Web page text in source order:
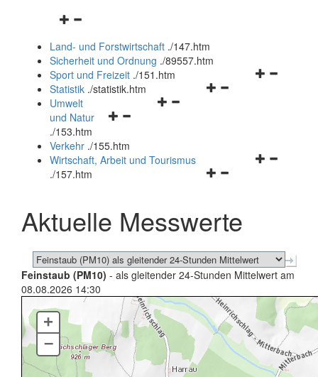
Navigationsmenü
und
schließen
Land- und Forstwirtschaft ./147.htm
Sicherheit und Ordnung ./89557.htm
Navigationsmenü
Sport und Freizeit ./151.htm
Navigationsmenü
Statistik ./statistik.htm
Navigationsmenü
und
schließen
Umwelt
und Natur
./153.htm
Verkehr ./155.htm
Navigationsmenü
schließen
Wirtschaft, Arbeit und Tourismus
./157.htm
Aktuelle Messwerte
Feinstaub (PM10) - als gleitender 24-Stunden Mittelwert am
08.08.2026 14:30
+
–